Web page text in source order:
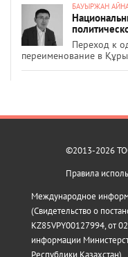
БАУЫРЖАН
Переход к
переименование в
©2013-2026
Правила
Международное
(Свидетельство о
KZ85VPY00127994, от
информации
Республики Казахстан).